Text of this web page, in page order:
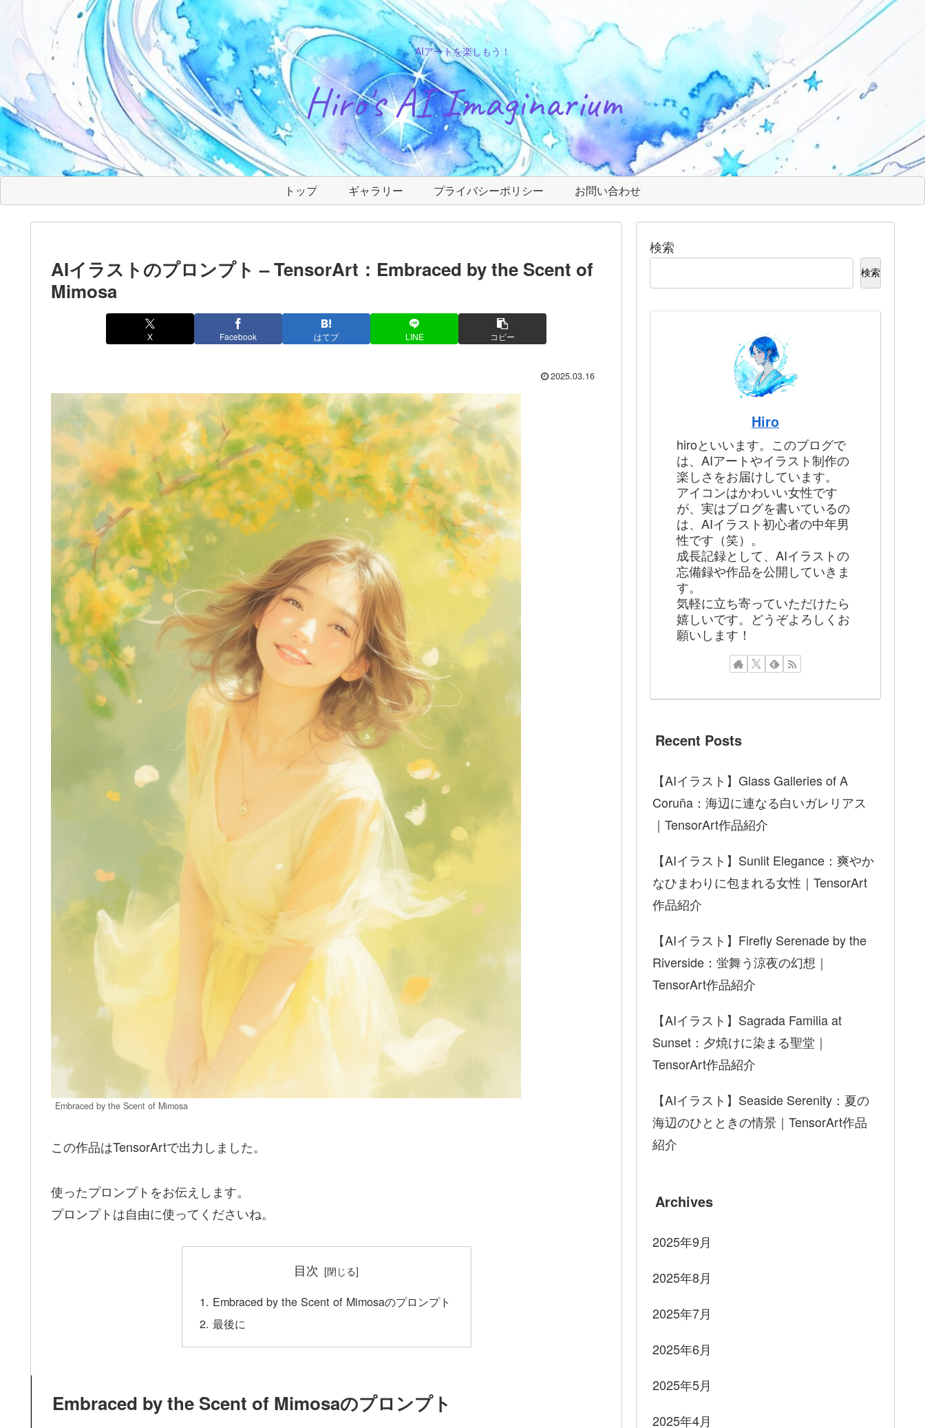
AIアートを楽しもう！
Hiro's AI Imaginarium
トップ ギャラリー プライバシーポリシー お問い合わせ
AIイラストのプロンプト – TensorArt：Embraced by the Scent of
Mimosa
X Facebook はてブ LINE コピー
2025.03.16
Embraced by the Scent of Mimosa
この作品はTensorArtで出力しました。
使ったプロンプトをお伝えします。
プロンプトは自由に使ってくださいね。
目次
Embraced by the Scent of Mimosaのプロンプト
最後に
Embraced by the Scent of Mimosaのプロンプト
検索
検索
Hiro
hiroといいます。このブログで
は、AIアートやイラスト制作の
楽しさをお届けしています。
アイコンはかわいい女性です
が、実はブログを書いているの
は、AIイラスト初心者の中年男
性です（笑）。
成長記録として、AIイラストの
忘備録や作品を公開していきま
す。
気軽に立ち寄っていただけたら
嬉しいです。どうぞよろしくお
願いします！
Recent Posts
【AIイラスト】Glass Galleries of A
Coruña：海辺に連なる白いガレリアス
｜TensorArt作品紹介
【AIイラスト】Sunlit Elegance：爽やか
なひまわりに包まれる女性｜TensorArt
作品紹介
【AIイラスト】Firefly Serenade by the
Riverside：蛍舞う涼夜の幻想｜
TensorArt作品紹介
【AIイラスト】Sagrada Familia at
Sunset：夕焼けに染まる聖堂｜
TensorArt作品紹介
【AIイラスト】Seaside Serenity：夏の
海辺のひとときの情景｜TensorArt作品
紹介
Archives
2025年9月
2025年8月
2025年7月
2025年6月
2025年5月
2025年4月